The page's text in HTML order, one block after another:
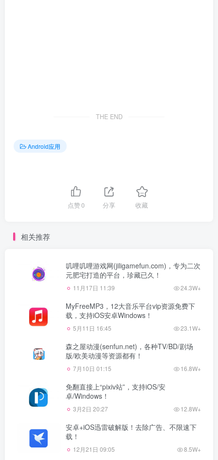
THE END
Android应用
点赞0 分享 收藏
相关推荐
叽哩叽哩游戏网(jiligamefun.com)，专为二次
元肥宅打造的平台，珍藏已久！
11月17日 11:39 24.3W+
MyFreeMP3，12大音乐平台vip资源免费下
载，支持iOS安卓Windows！
5月11日 16:45 23.1W+
森之屋动漫(senfun.net)，各种TV/BD/剧场
版/欧美动漫等资源都有！
7月10日 01:15 16.8W+
免翻直接上“pixiv站”，支持iOS/安
卓/Windows！
3月2日 20:27 12.8W+
安卓+iOS迅雷破解版！去除广告、不限速下
载！
12月21日 09:05 8.5W+